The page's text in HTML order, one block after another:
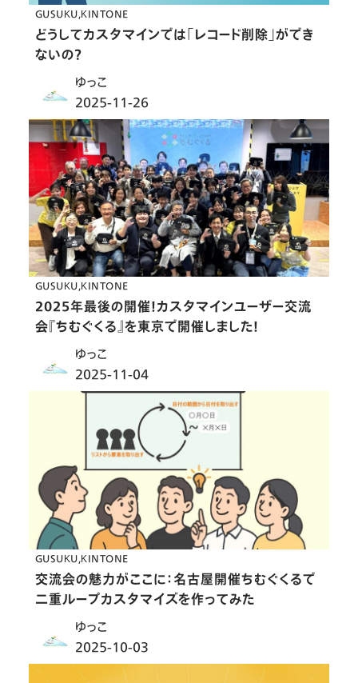
GUSUKU KINTONE
どうしてカスタマインでは「レコード削除」ができ
ないの？
ゆっこ
2025-11-26
GUSUKU KINTONE
2025年最後の開催！カスタマインユーザー交流
会『ちむぐくる』を東京で開催しました！
ゆっこ
2025-11-04
GUSUKU KINTONE
交流会の魅力がここに：名古屋開催ちむぐくるで
二重ループカスタマイズを作ってみた
ゆっこ
2025-10-03